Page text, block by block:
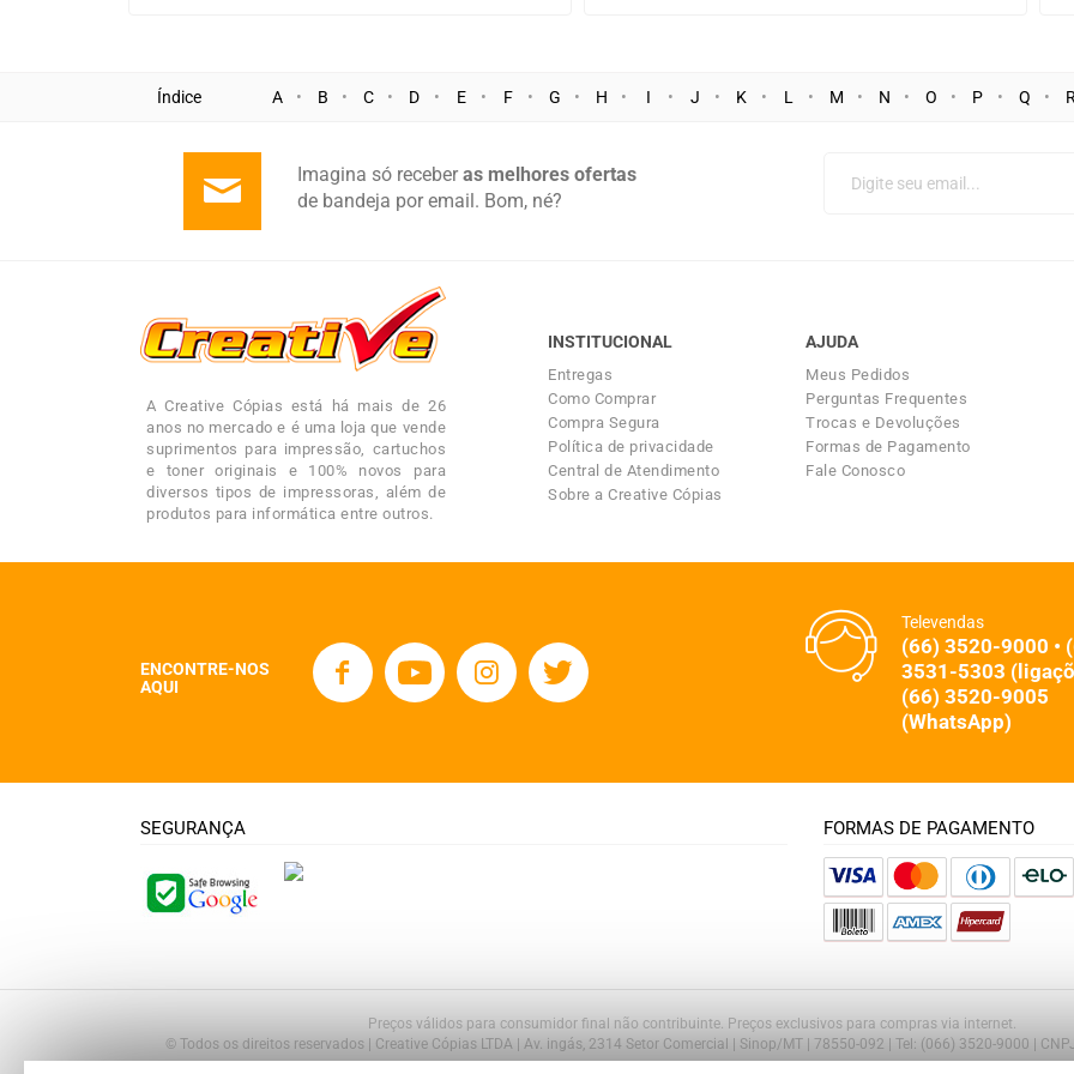
Índice A B C D E F G H I J K L M N O P Q
Imagina só receberas melhores ofertas
de bandeja por email. Bom, né?
A Creative Cópias está há mais de 26
anos no mercado e é uma loja que vende
suprimentos para impressão, cartuchos
e toner originais e 100% novos para
diversos tipos de impressoras, além de
produtos para informática entre outros.
INSTITUCIONAL
Entregas
Como Comprar
Compra Segura
Política de privacidade
Central de Atendimento
Sobre a Creative Cópias
AJUDA
Meus Pedidos
Perguntas Frequentes
Trocas e Devoluções
Formas de Pagamento
Fale Conosco
ENCONTRE-NOS
AQUI
Televendas
(66) 3520-9000 •
3531-5303
(66) 3520-9005
(WhatsApp)
SEGURANÇA FORMAS DE PAGAMENTO
Preços válidos para consumidor final não contribuinte. Preços exclusivos para compras via internet.
© Todos os direitos reservados | Creative Cópias LTDA | Av. ingás, 2314 Setor Comercial | Sinop/MT | 78550-092 | Tel: (066) 3520-9000 |